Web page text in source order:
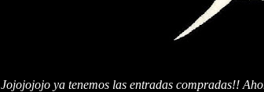
Jojojojojo ya tenemos las entradas compradas!!